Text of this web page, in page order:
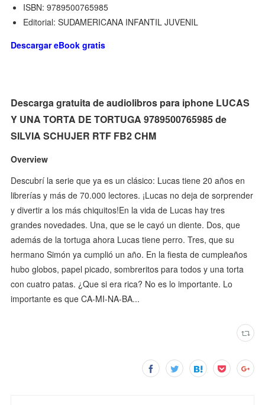
ISBN: 9789500765985
Editorial: SUDAMERICANA INFANTIL JUVENIL
Descargar eBook gratis
Descarga gratuita de audiolibros para iphone LUCAS
Y UNA TORTA DE TORTUGA 9789500765985 de
SILVIA SCHUJER RTF FB2 CHM
Overview
Descubrí la serie que ya es un clásico: Lucas tiene 20 años en
librerías y más de 70.000 lectores. ¡Lucas no deja de sorprender
y divertir a los más chiquitos!En la vida de Lucas hay tres
grandes novedades. Una, que se le cayó un diente. Dos, que
además de la tortuga ahora Lucas tiene perro. Tres, que su
hermano Simón ya cumplió un año. En la fiesta de cumpleaños
hubo globos, papel picado, sombreritos para todos y una torta
con cuatro patas. ¿Que si era rica? No es lo importante. Lo
importante es que CA-MI-NA-BA...